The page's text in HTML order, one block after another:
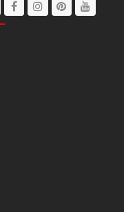
TwitterFacebookInstagram
PinterestYoutube